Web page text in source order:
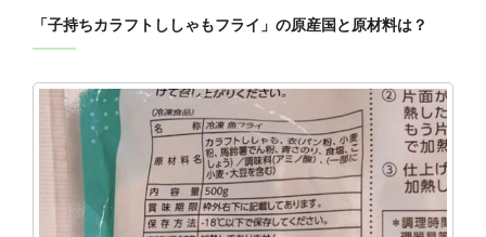
「子持ちカラフトししゃもフライ」の原産国と原材料は？